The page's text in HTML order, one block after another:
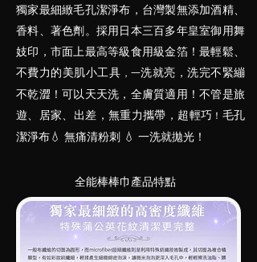
獨家最細緻毛孔潔淨布， 台灣製無添加酒精、
香料、著色劑。採用日本三百多年皇室御用舞
妓印，市面上最高等級食用級金箔！最輕鬆、
不費力的美肌小工具 ​，一洗就亮，洗完不緊繃
不乾澀！可以天天洗，全膚質適用！不管是旅
遊、居家、出差，無重力攜帶 ，超輕巧 ！ 毛孔
潔淨布💧 無痛清粉刺 💧 一洗就拋光！
全能棒棒巾產品特點